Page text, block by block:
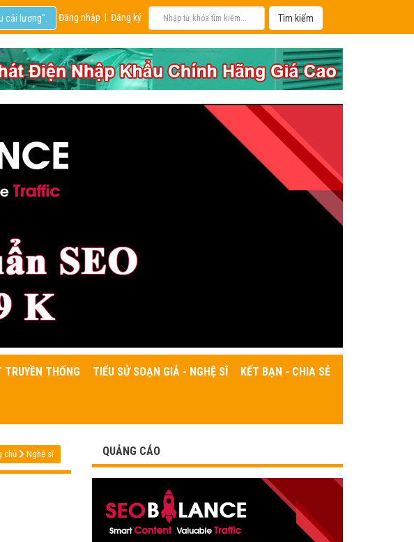
Đăng nhập Đăng ký
cải lương".
TRUYỀN THỐNG TIỂU SỬ SOẠN GIẢ - NGHỆ SĨ KẾT BẠN - CHIA SẺ
chủ Nghệ sĩ QUẢNG CÁO